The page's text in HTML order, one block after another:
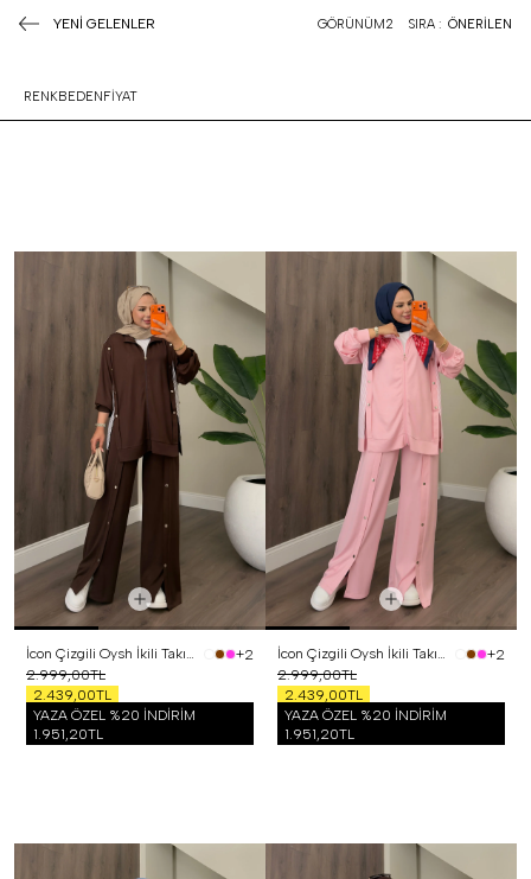
YENİ GELENLER GÖRÜNÜM2 SIRA : ÖNERİLEN
RENKBEDENFİYAT
İcon Çizgili Oysh İkili Takım Kahverengi
+2
2.999,00TL
2.439,00TL
YAZA ÖZEL %20 İNDİRİM
1.951,20TL
İcon Çizgili Oysh İkili Takım Pembe
+2
2.999,00TL
2.439,00TL
YAZA ÖZEL %20 İNDİRİM
1.951,20TL